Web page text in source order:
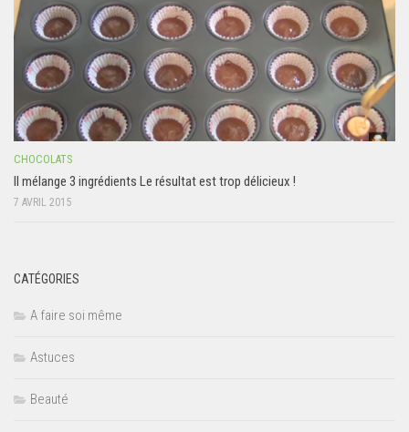
CHOCOLATS
Il mélange 3 ingrédients Le résultat est trop délicieux !
7 AVRIL 2015
CATÉGORIES
A faire soi même
Astuces
Beauté